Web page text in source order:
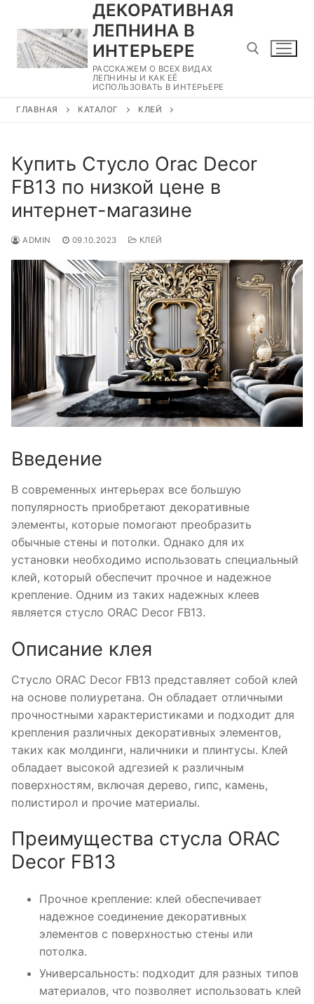
содержимому
ДЕКОРАТИВНАЯ
ЛЕПНИНА В
ИНТЕРЬЕРЕ
РАССКАЖЕМ О ВСЕХ ВИДАХ
ЛЕПНИНЫ И КАК ЕЁ
ИСПОЛЬЗОВАТЬ В ИНТЕРЬЕРЕ
ГЛАВНАЯ КАТАЛОГ КЛЕЙ
Купить Стусло Orac Decor
FB13 по низкой цене в
интернет-магазине
ADMIN 09.10.2023 КЛЕЙ
Введение
В современных интерьерах все большую
популярность приобретают декоративные
элементы, которые помогают преобразить
обычные стены и потолки. Однако для их
установки необходимо использовать специальный
клей, который обеспечит прочное и надежное
крепление. Одним из таких надежных клеев
является стусло ORAC Decor FB13.
Описание клея
Стусло ORAC Decor FB13 представляет собой клей
на основе полиуретана. Он обладает отличными
прочностными характеристиками и подходит для
крепления различных декоративных элементов,
таких как молдинги, наличники и плинтусы. Клей
обладает высокой адгезией к различным
поверхностям, включая дерево, гипс, камень,
полистирол и прочие материалы.
Преимущества стусла ORAC
Decor FB13
Прочное крепление: клей обеспечивает
надежное соединение декоративных
элементов с поверхностью стены или
потолка.
Универсальность: подходит для разных типов
материалов, что позволяет использовать клей